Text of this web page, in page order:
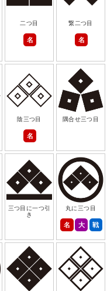
二つ目
名
繋二つ目
名
陰三つ目
名
隅合せ三つ目
三つ目に一つ引
き
丸に三つ目
名 大 戦